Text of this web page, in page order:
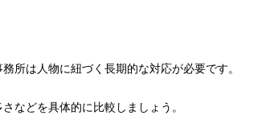
所は人物に紐づく長期的な対応が必要です。
などを具体的に比較しましょう。